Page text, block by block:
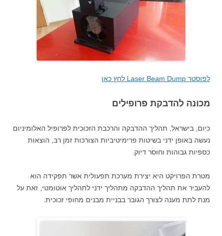
לפוסטר Laser Beam Dump לחץ כאן
מכונה להדבקת פרופילים
כיום, בישראל, תהליך ההדבקה והרכבת הזכוכית לפרופיל האלומיניום
נעשה באופן ידני בשיטות פרימיטיביות הצורכות זמן רב, הוצאות
כספיות גבוהות וחוסר דיוק.
מטרת הפרויקט היא יצירת מערכת תפעולית אשר תפקידה הוא
להעביר את תהליך ההדבקה מתהליך ידני לתהליך אוטומטי, זאת על
מנת לתת מענה לצורך הגובר בבניית מבנים מחופי זכוכית.